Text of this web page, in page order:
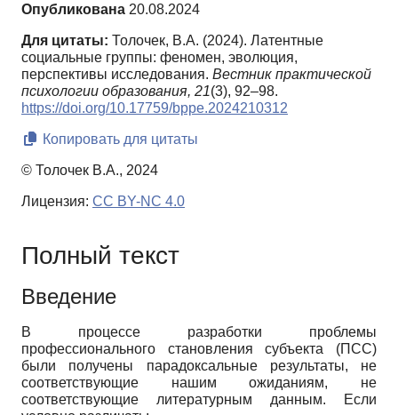
Опубликована 20.08.2024
Для цитаты: Толочек, В.А. (2024). Латентные
социальные группы: феномен, эволюция,
перспективы исследования. Вестник практической
психологии образования, 21(3), 92–98.
https://doi.org/10.17759/bppe.2024210312
Копировать для цитаты
© Толочек В.А., 2024
Лицензия: CC BY-NC 4.0
Полный текст
Введение
В процессе разработки проблемы
профессионального становления субъекта (ПСС)
были получены парадоксальные результаты, не
соответствующие нашим ожиданиям, не
соответствующие литературным данным. Если